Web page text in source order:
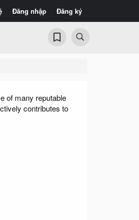
Đăng nhập Đăng ký
of many reputable
contributes to